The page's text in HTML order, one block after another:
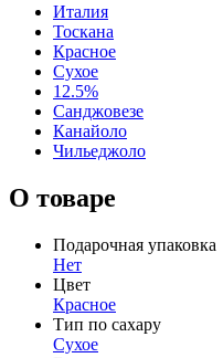
Италия
Тоскана
Красное
Сухое
12.5%
Санджовезе
Канайоло
Чильеджоло
О товаре
Подарочная упаковка
Нет
Цвет
Красное
Тип по сахару
Сухое